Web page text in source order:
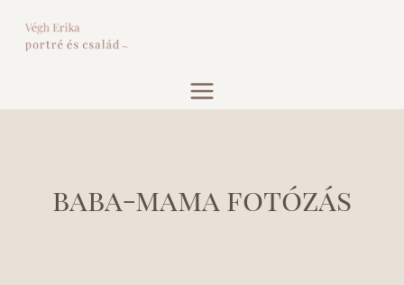
content
baba-mama fotózás